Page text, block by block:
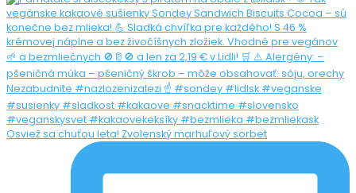
Osviež sa chuťou leta! Zvolenský marhuľový sorbet